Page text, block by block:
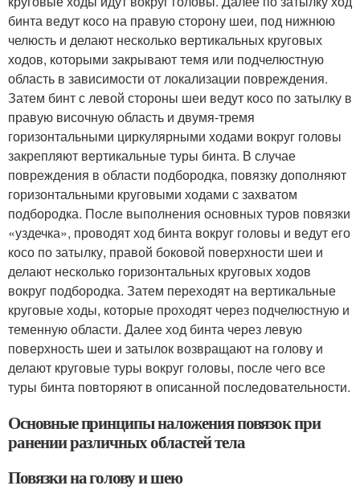
бинта ведут косо на правую сторону шеи, под нижнюю
челюсть и делают несколько вертикальных круговых
ходов, которыми закрывают темя или подчелюстную
область в зависимости от локализации повреждения.
Затем бинт с левой стороны шеи ведут косо по затылку в
правую височную область и двумя-тремя
горизонтальными циркулярными ходами вокруг головы
закрепляют вертикальные туры бинта. В случае
повреждения в области подбородка, повязку дополняют
горизонтальными круговыми ходами с захватом
подбородка. После выполнения основных туров повязки
«уздечка», проводят ход бинта вокруг головы и ведут его
косо по затылку, правой боковой поверхности шеи и
делают несколько горизонтальных круговых ходов
вокруг подбородка. Затем переходят на вертикальные
круговые ходы, которые проходят через подчелюстную и
теменную области. Далее ход бинта через левую
поверхность шеи и затылок возвращают на голову и
делают круговые туры вокруг головы, после чего все
туры бинта повторяют в описанной последовательности.
Основные принципы наложения повязок при
ранении различных областей тела
Повязки на голову и шею